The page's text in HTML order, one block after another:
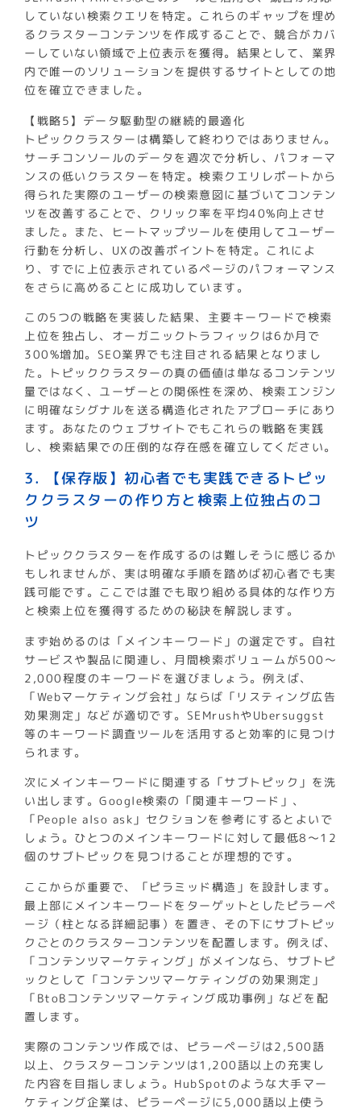
していない検索クエリを特定。これらのギャップを埋め
るクラスターコンテンツを作成することで、競合がカバ
ーしていない領域で上位表示を獲得。結果として、業界
内で唯一のソリューションを提供するサイトとしての地
位を確立できました。
【戦略5】データ駆動型の継続的最適化
トピッククラスターは構築して終わりではありません。
サーチコンソールのデータを週次で分析し、パフォーマ
ンスの低いクラスターを特定。検索クエリレポートから
得られた実際のユーザーの検索意図に基づいてコンテン
ツを改善することで、クリック率を平均40%向上させ
ました。また、ヒートマップツールを使用してユーザー
行動を分析し、UXの改善ポイントを特定。これによ
り、すでに上位表示されているページのパフォーマンス
をさらに高めることに成功しています。
この5つの戦略を実装した結果、主要キーワードで検索
上位を独占し、オーガニックトラフィックは6か月で
300%増加。SEO業界でも注目される結果となりまし
た。トピッククラスターの真の価値は単なるコンテンツ
量ではなく、ユーザーとの関係性を深め、検索エンジン
に明確なシグナルを送る構造化されたアプローチにあり
ます。あなたのウェブサイトでもこれらの戦略を実践
し、検索結果での圧倒的な存在感を確立してください。
3. 【保存版】初心者でも実践できるトピッ
ククラスターの作り方と検索上位独占のコ
ツ
トピッククラスターを作成するのは難しそうに感じるか
もしれませんが、実は明確な手順を踏めば初心者でも実
践可能です。ここでは誰でも取り組める具体的な作り方
と検索上位を獲得するための秘訣を解説します。
まず始めるのは「メインキーワード」の選定です。自社
サービスや製品に関連し、月間検索ボリュームが500〜
2,000程度のキーワードを選びましょう。例えば、
「Webマーケティング会社」ならば「リスティング広告
効果測定」などが適切です。SEMrushやUbersuggst
等のキーワード調査ツールを活用すると効率的に見つけ
られます。
次にメインキーワードに関連する「サブトピック」を洗
い出します。Google検索の「関連キーワード」、
「People also ask」セクションを参考にするとよいで
しょう。ひとつのメインキーワードに対して最低8〜12
個のサブトピックを見つけることが理想的です。
ここからが重要で、「ピラミッド構造」を設計します。
最上部にメインキーワードをターゲットとしたピラーペ
ージ（柱となる詳細記事）を置き、その下にサブトピッ
クごとのクラスターコンテンツを配置します。例えば、
「コンテンツマーケティング」がメインなら、サブトピ
ックとして「コンテンツマーケティングの効果測定」
「BtoBコンテンツマーケティング成功事例」などを配
置します。
実際のコンテンツ作成では、ピラーページは2,500語
以上、クラスターコンテンツは1,200語以上の充実し
た内容を目指しましょう。HubSpotのような大手マー
ケティング企業は、ピラーページに5,000語以上使う